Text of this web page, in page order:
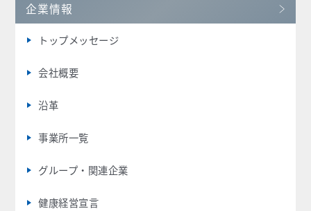
企業情報
トップメッセージ
会社概要
沿革
事業所一覧
グループ・関連企業
健康経営宣言